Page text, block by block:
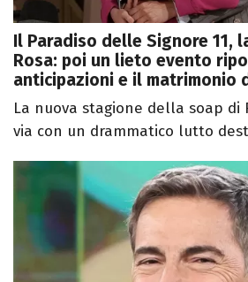
Il Paradiso delle Signore 11,
Rosa: poi un lieto evento
anticipazioni e il matrimonio
La nuova stagione della soap di
via con un drammatico lutto